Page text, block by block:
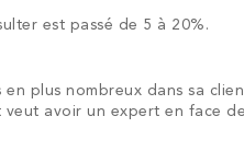
est passé de 5 à 20%.
plus nombreux dans sa
veut avoir un expert en face